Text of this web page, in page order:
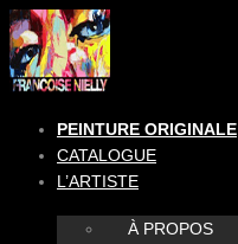
Aller
au
contenu
PEINTURE ORIGINALE
CATALOGUE
L’ARTISTE
À PROPOS